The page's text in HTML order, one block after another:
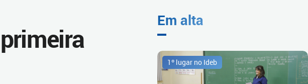
Em alta
1º lugar no Ideb